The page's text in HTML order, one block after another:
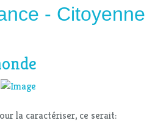
- Citoyenne
la caractériser, ce serait: